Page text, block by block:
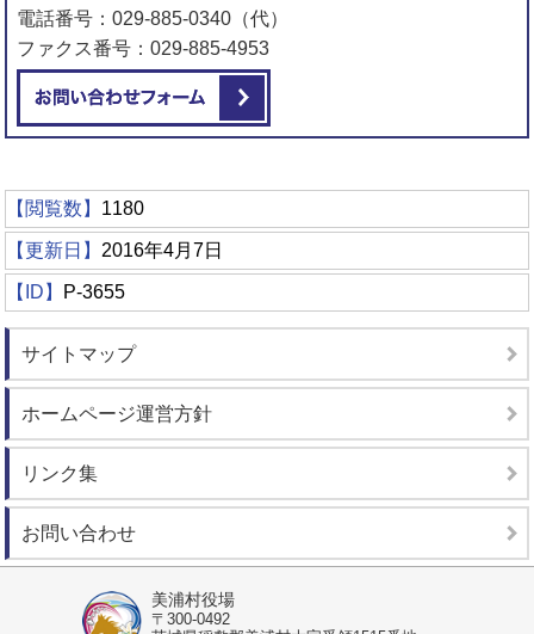
電話番号：029-885-0340（代）
ファクス番号：029-885-4953
【閲覧数】 1180
【更新日】 2016年4月7日
【ID】 P-3655
サイトマップ
ホームページ運営方針
リンク集
お問い合わせ
美浦村役場
〒300-0492